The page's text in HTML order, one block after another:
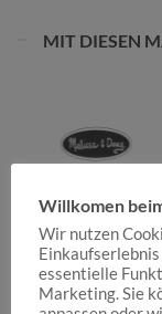
MIT DIESEN
Willkomen
Wir nutzen
essentielle
Marketing. Sie